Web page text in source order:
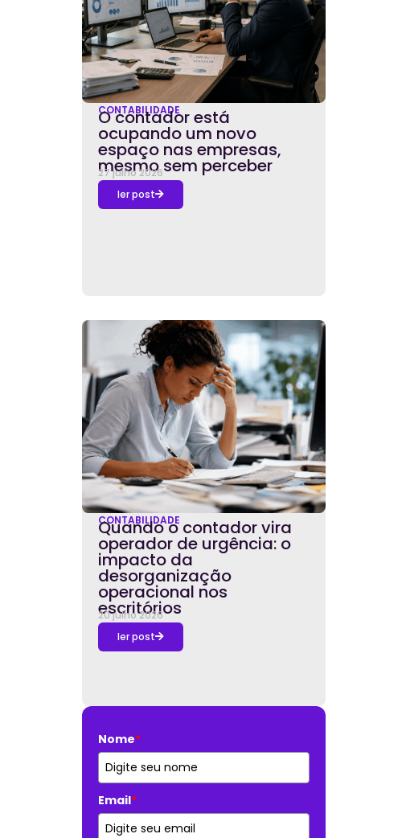
CONTABILIDADE
O contador está
ocupando um novo
espaço nas empresas,
mesmo sem perceber
27 julho 2026
ler post
CONTABILIDADE
Quando o contador vira
operador de urgência: o
impacto da
desorganização
operacional nos
escritórios
20 julho 2026
ler post
Nome*
Email*